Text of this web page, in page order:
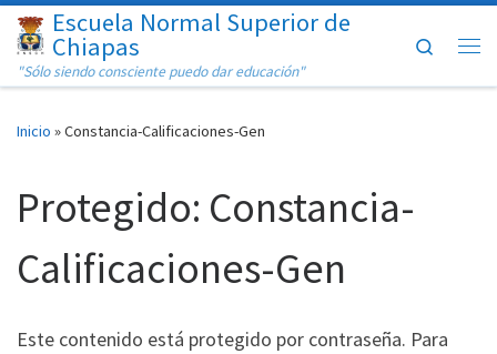
Saltar al contenido
Escuela Normal Superior de
Chiapas
"Sólo siendo consciente puedo dar educación"
Search
Inicio »Constancia-Calificaciones-Gen
Protegido: Constancia-
Calificaciones-Gen
Este contenido está protegido por contraseña. Para